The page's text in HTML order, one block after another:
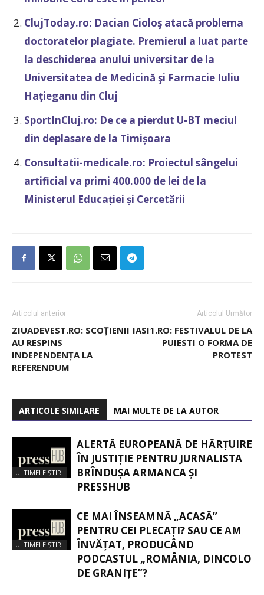
ClujToday.ro: Dacian Cioloş atacă problema
doctoratelor plagiate. Premierul a luat parte
la deschiderea anului universitar de la
Universitatea de Medicină şi Farmacie Iuliu
Haţieganu din Cluj
SportInCluj.ro: De ce a pierdut U-BT meciul
din deplasare de la Timișoara
Consultatii-medicale.ro: Proiectul sângelui
artificial va primi 400.000 de lei de la
Ministerul Educației și Cercetării
Articolul anterior
ZIUADEVEST.RO: SCOȚIENII
AU RESPINS
INDEPENDENȚA LA
REFERENDUM
Articolul Următor
IASI1.RO: FESTIVALUL DE LA
PUIESTI O FORMA DE
PROTEST
ARTICOLE SIMILARE MAI MULTE DE LA AUTOR
ULTIMELE ȘTIRI
ALERTĂ EUROPEANĂ DE HĂRȚUIRE
ÎN JUSTIȚIE PENTRU JURNALISTA
BRÎNDUȘA ARMANCA ȘI
PRESSHUB
ULTIMELE ȘTIRI
CE MAI ÎNSEAMNĂ „ACASĂ”
PENTRU CEI PLECAȚI? SAU CE AM
ÎNVĂȚAT, PRODUCÂND
PODCASTUL „ROMÂNIA, DINCOLO
DE GRANIȚE”?